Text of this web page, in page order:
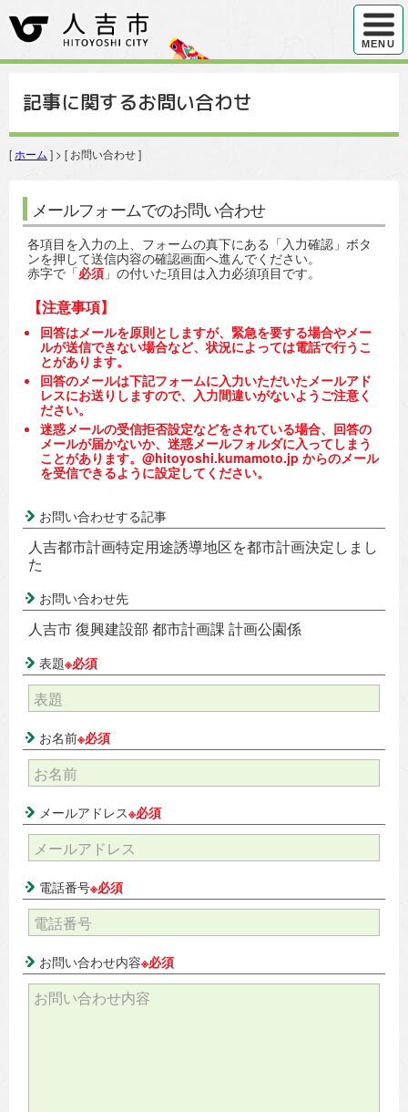
ハンバ
MENU
記事に関するお問い合わせ
[ ホーム ] > [ お問い合わせ ]
メールフォームでのお問い合わせ
各項目を入力の上、フォームの真下にある「入力確認」ボタ
ンを押して送信内容の確認画面へ進んでください。
赤字で「必須 」の付いた項目は入力必須項目です。
【注意事項】
回答はメールを原則としますが、緊急を要する場合やメー
ルが送信できない場合など、状況によっては電話で行うこ
とがあります。
回答のメールは下記フォームに入力いただいたメールアド
レスにお送りしますので、入力間違いがないようご注意く
ださい。
迷惑メールの受信拒否設定などをされている場合、回答の
メールが届かないか、迷惑メールフォルダに入ってしまう
ことがあります。@hitoyoshi.kumamoto.jp からのメール
を受信できるように設定してください。
お問い合わせする記事
人吉都市計画特定用途誘導地区を都市計画決定しまし
た
お問い合わせ先
人吉市 復興建設部 都市計画課 計画公園係
表題※必須
お名前※必須
メールアドレス※必須
電話番号※必須
お問い合わせ内容※必須